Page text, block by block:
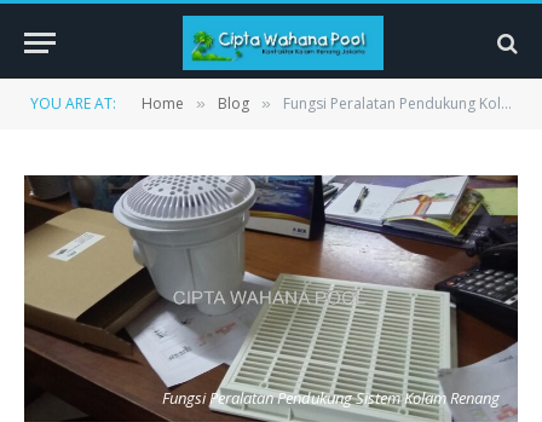
YOU ARE AT: Home » Blog » Fungsi Peralatan Pendukung Kolam Renang
Fungsi Peralatan Pendukung Sistem Kolam Renang